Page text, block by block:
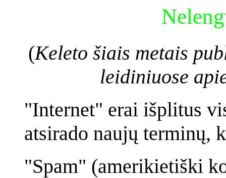
(Keleto šiais metais
leidiniuose
"Internet" erai išplitus
atsirado naujų terminų,
"Spam" (amerikietiški